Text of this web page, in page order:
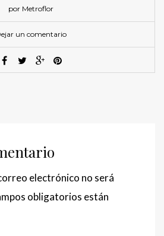
por Metroflor
un comentario
electrónico no será
obligatorios están